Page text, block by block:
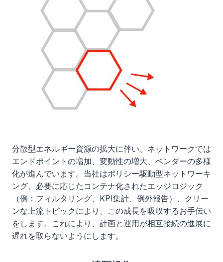
分散型エネルギー資源の拡大に伴い、ネットワークでは
エンドポイントの増加、変動性の増大、ベンダーの多様
化が進んでいます。当社はポリシー駆動型ネットワーキ
ング、必要に応じたコンテナ化されたエッジロジック
（例：フィルタリング、KPI集計、例外報告）、クリー
ンな上流トピックにより、この成長を吸収するお手伝い
をします。これにより、計画と運用が相互接続の進展に
遅れを取らないようにします。